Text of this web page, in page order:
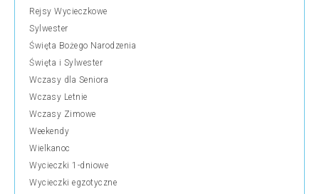
Rejsy Wycieczkowe
Sylwester
Święta Bożego Narodzenia
Święta i Sylwester
Wczasy dla Seniora
Wczasy Letnie
Wczasy Zimowe
Weekendy
Wielkanoc
Wycieczki 1-dniowe
Wycieczki egzotyczne